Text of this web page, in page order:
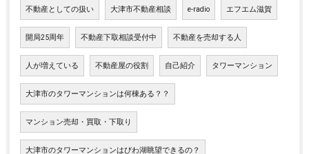
不動産としての扱い 大津市不動産相談 e-radio エフエム滋賀
開局25周年 不動産下取相談受付中 不動産を売却する人
人が増えている 不動産屋の役割 自己紹介 タワーマンション
大津市のタワーマンションは何棟ある？？
マンション売却・買取・下取り
大津市のタワーマンションはびわ湖眺望できるの？